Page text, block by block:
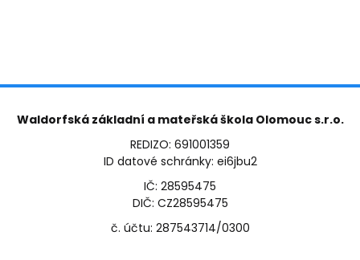
Waldorfská základní a mateřská škola Olomouc s.r.o.
REDIZO: 691001359
ID datové schránky: ei6jbu2
IČ: 28595475
DIČ: CZ28595475
č. účtu: 287543714/0300